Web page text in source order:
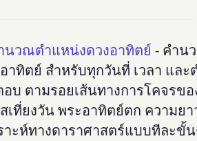
นวณตำแหน่งดวงอาทิตย์ - คำน
าทิตย์ สำหรับทุกวันที่ เวลา แล
บ ตามรอยเส้นทางการโคจรข
เที่ยงวัน พระอาทิตย์ตก ความย
าะห์ทางดาราศาสตร์แบบทีละขั้